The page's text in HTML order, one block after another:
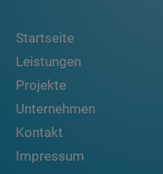
Startseite
Leistungen
Projekte
Unternehmen
Kontakt
Impressum